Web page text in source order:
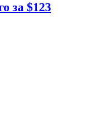
за $123